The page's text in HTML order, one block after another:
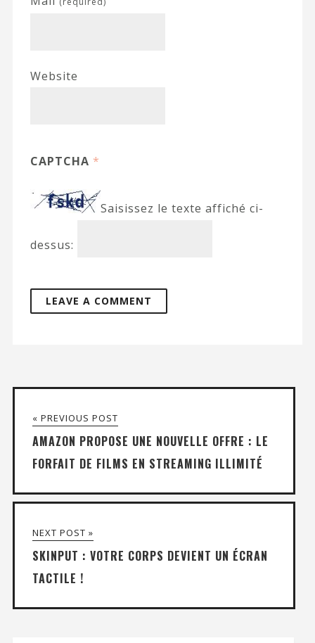
Website
CAPTCHA *
Saisissez le texte affiché ci-
dessus:
« PREVIOUS POST
AMAZON PROPOSE UNE NOUVELLE OFFRE : LE
FORFAIT DE FILMS EN STREAMING ILLIMITÉ
NEXT POST »
SKINPUT : VOTRE CORPS DEVIENT UN ÉCRAN
TACTILE !